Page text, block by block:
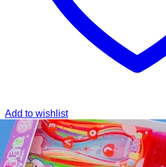
Add to wishlist